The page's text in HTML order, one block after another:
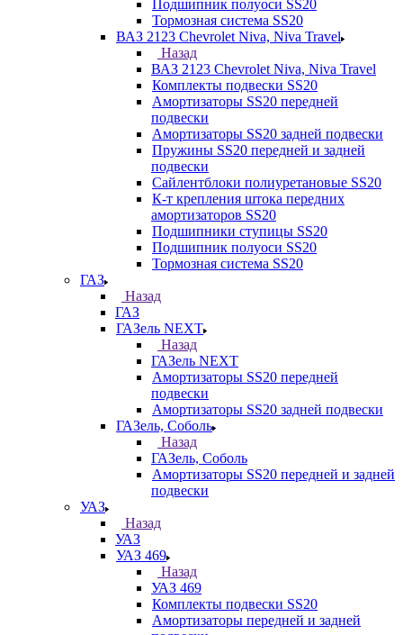
Подшипник полуоси SS20
Тормозная система SS20
ВАЗ 2123 Chevrolet Niva, Niva Travel
Назад
ВАЗ 2123 Chevrolet Niva, Niva Travel
Комплекты подвески SS20
Амортизаторы SS20 передней
подвески
Амортизаторы SS20 задней подвески
Пружины SS20 передней и задней
подвески
Сайлентблоки полиуретановые SS20
К-т крепления штока передних
амортизаторов SS20
Подшипники ступицы SS20
Подшипник полуоси SS20
Тормозная система SS20
ГАЗ
Назад
ГАЗ
ГАЗель NEXT
Назад
ГАЗель NEXT
Амортизаторы SS20 передней
подвески
Амортизаторы SS20 задней подвески
ГАЗель, Соболь
Назад
ГАЗель, Соболь
Амортизаторы SS20 передней и задней
подвески
УАЗ
Назад
УАЗ
УАЗ 469
Назад
УАЗ 469
Комплекты подвески SS20
Амортизаторы передней и задней